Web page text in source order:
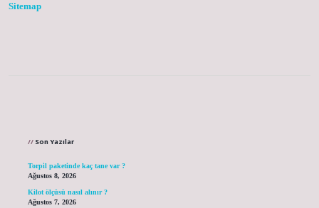
Sitemap
Son Yazılar
Torpil paketinde kaç tane var ?
Ağustos 8, 2026
Kilot ölçüsü nasıl alınır ?
Ağustos 7, 2026